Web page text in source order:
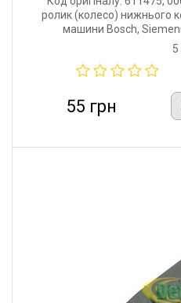
ролик (колесо) нижнього
машини Bosch,
5
55 грн